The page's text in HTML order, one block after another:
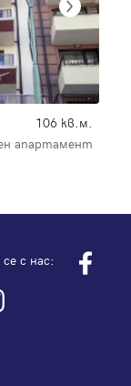
106 кв.м.
апартамент
с нас: